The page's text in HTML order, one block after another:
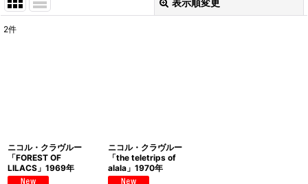
表示順変更
2件
ニコル・クラヴルー
「FOREST OF
LILACS」1969年
ニコル・クラヴルー
「the teletrips of
alala」1970年